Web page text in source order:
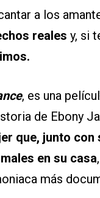
a los
reales y, si
, es una
de Ebony
que, junto
en su casa
más